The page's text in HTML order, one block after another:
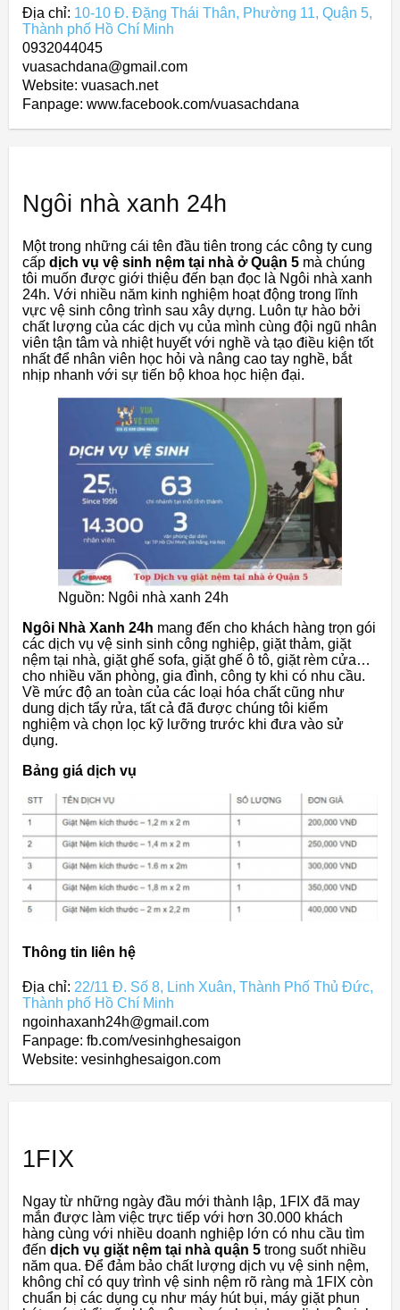
Địa chỉ: 10-10 Đ. Đặng Thái Thân, Phường 11, Quận 5,
Thành phố Hồ Chí Minh
0932044045
vuasachdana@gmail.com
Website: vuasach.net
Fanpage: www.facebook.com/vuasachdana
Ngôi nhà xanh 24h
Một trong những cái tên đầu tiên trong các công ty cung
cấp dịch vụ vệ sinh nệm tại nhà ở Quận 5 mà chúng
tôi muốn được giới thiệu đến bạn đọc là Ngôi nhà xanh
24h. Với nhiều năm kinh nghiệm hoạt động trong lĩnh
vực vệ sinh công trình sau xây dựng. Luôn tự hào bởi
chất lượng của các dịch vụ của mình cùng đội ngũ nhân
viên tận tâm và nhiệt huyết với nghề và tạo điều kiện tốt
nhất để nhân viên học hỏi và nâng cao tay nghề, bắt
nhịp nhanh với sự tiến bộ khoa học hiện đại.
Nguồn: Ngôi nhà xanh 24h
Ngôi Nhà Xanh 24h mang đến cho khách hàng trọn gói
các dịch vụ vệ sinh sinh công nghiệp, giặt thảm, giặt
nệm tại nhà, giặt ghế sofa, giặt ghế ô tô, giặt rèm cửa…
cho nhiều văn phòng, gia đình, công ty khi có nhu cầu.
Về mức độ an toàn của các loại hóa chất cũng như
dung dịch tẩy rửa, tất cả đã được chúng tôi kiểm
nghiệm và chọn lọc kỹ lưỡng trước khi đưa vào sử
dụng.
Bảng giá dịch vụ
Thông tin liên hệ
Địa chỉ: 22/11 Đ. Số 8, Linh Xuân, Thành Phố Thủ Đức,
Thành phố Hồ Chí Minh
ngoinhaxanh24h@gmail.com
Fanpage: fb.com/vesinhghesaigon
Website: vesinhghesaigon.com
1FIX
Ngay từ những ngày đầu mới thành lập, 1FIX đã may
mắn được làm việc trực tiếp với hơn 30.000 khách
hàng cùng với nhiều doanh nghiệp lớn có nhu cầu tìm
đến dịch vụ giặt nệm tại nhà quận 5 trong suốt nhiều
năm qua. Để đảm bảo chất lượng dịch vụ vệ sinh nệm,
không chỉ có quy trình vệ sinh nệm rõ ràng mà 1FIX còn
chuẩn bị các dụng cụ như máy hút bụi, máy giặt phun